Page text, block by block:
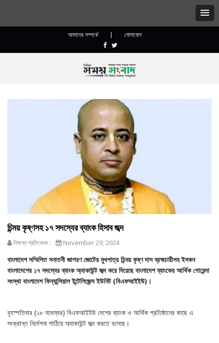
আমাদের সম্পর্কে | যোগাযোগ
চিন্ময় কৃষ্ণসহ ১৭ সদস্যের ব্যাংক হিসাব জব্দ
নিজস্ব প্রতিবেদক : November 29, 2024
বাংলাদেশ সম্মিলিত সনাতনী জাগরণ জোটের মুখপাত্র চিন্ময় কৃষ্ণ দাস ব্রহ্মচারীসহ ইসকন
বাংলাদেশের ১৭ সদস্যের ব্যাংক অ্যাকাউন্ট জব্দ করে দিয়েছে বাংলাদেশ ব্যাংকের আর্থিক গোয়েন্দা
সংস্থা বাংলাদেশ ফিন্যান্সিয়াল ইন্টেলিজেন্স ইউনিট (বিএফআইইউ)।
বৃহস্প‌তিবার (২৮ নভেম্বর) বিএফআইইউ দেশের ব্যাংক ও আর্থিক প্রতিষ্ঠানের কাছে এ
সংক্রান্ত নির্দেশনা পাঠিয়ে অ্যাকাউন্ট জব্দ করতে বলেছে।